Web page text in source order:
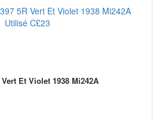
Et Violet 1938 Mi242A